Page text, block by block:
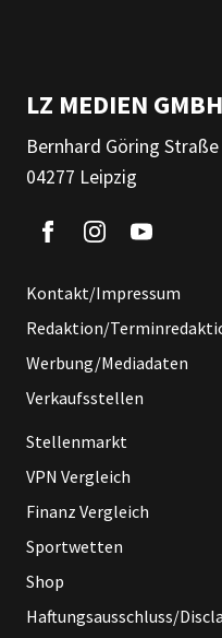
LZ MEDIEN GMBH
Bernhard Göring Straße
04277 Leipzig
Kontakt/Impressum
Redaktion/
Werbung/Mediadaten
Verkaufsstellen
Stellenmarkt
VPN Vergleich
Finanz Vergleich
Sportwetten
Shop
Haftungsausschluss/